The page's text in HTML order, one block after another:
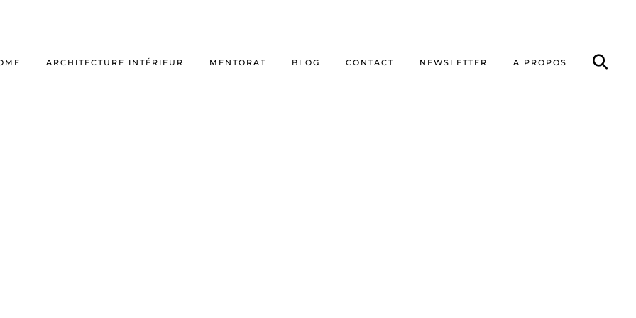
ARCHITECTURE INTÉRIEUR MENTORAT BLOG CONTACT NEWSLETTER A PROPOS